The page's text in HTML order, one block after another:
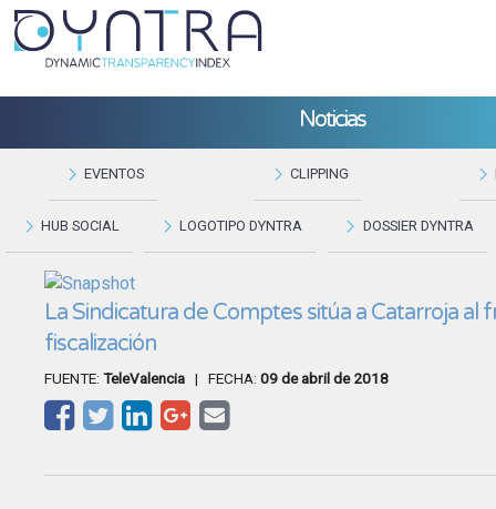
Noticias
EVENTOS CLIPPING
HUB SOCIAL LOGOTIPO DYNTRA DOSSIER DYNTRA
La Sindicatura de Comptes sitúa a Catarroja al
fiscalización
FUENTE: TeleValencia | FECHA: 09 de abril de 2018